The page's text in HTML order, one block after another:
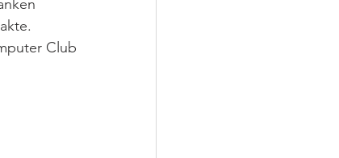
Club